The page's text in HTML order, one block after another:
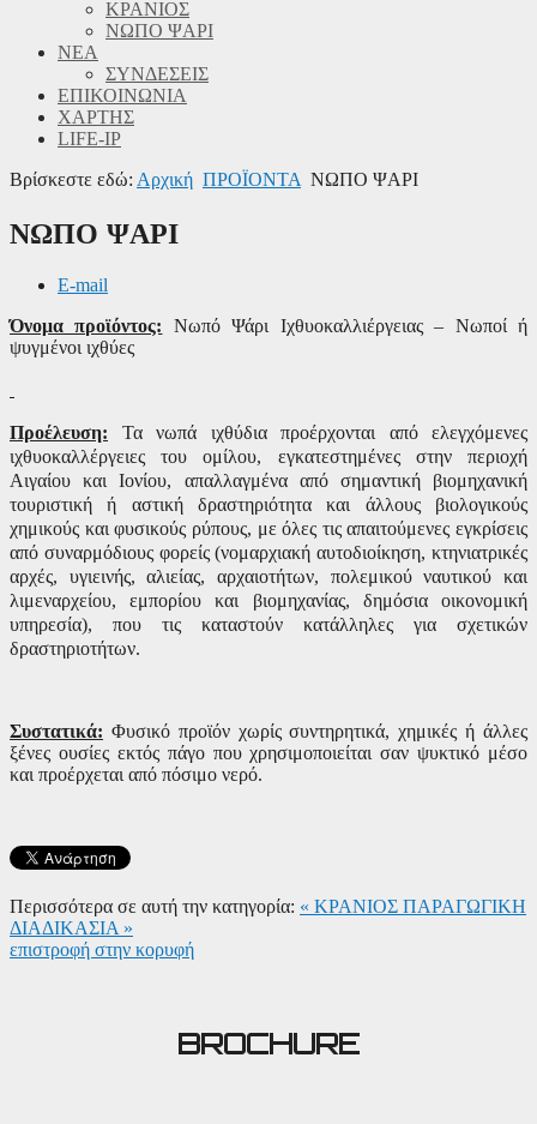
ΚΡΑΝΙΟΣ
ΝΩΠΟ ΨΑΡΙ
ΝΕΑ
ΣΥΝΔΕΣΕΙΣ
ΕΠΙΚΟΙΝΩΝΙΑ
ΧΑΡΤΗΣ
LIFE-IP
Βρίσκεστε εδώ: Αρχική ΠΡΟΪΟΝΤΑ ΝΩΠΟ ΨΑΡΙ
ΝΩΠΟ ΨΑΡΙ
E-mail
Όνομα προϊόντος: Νωπό Ψάρι Ιχθυοκαλλιέργειας – Νωποί ή
ψυγμένοι ιχθύες
Προέλευση: Τα νωπά ιχθύδια προέρχονται από ελεγχόμενες
ιχθυοκαλλέργειες του ομίλου, εγκατεστημένες στην περιοχή
Αιγαίου και Ιονίου, απαλλαγμένα από σημαντική βιομηχανική
τουριστική ή αστική δραστηριότητα και άλλους βιολογικούς
χημικούς και φυσικούς ρύπους, με όλες τις απαιτούμενες εγκρίσεις
από συναρμόδιους φορείς (νομαρχιακή αυτοδιοίκηση, κτηνιατρικές
αρχές, υγιεινής, αλιείας, αρχαιοτήτων, πολεμικού ναυτικού και
λιμεναρχείου, εμπορίου και βιομηχανίας, δημόσια οικονομική
υπηρεσία), που τις καταστούν κατάλληλες για σχετικών
δραστηριοτήτων.
Συστατικά: Φυσικό προϊόν χωρίς συντηρητικά, χημικές ή άλλες
ξένες ουσίες εκτός πάγο που χρησιμοποιείται σαν ψυκτικό μέσο
και προέρχεται από πόσιμο νερό.
Περισσότερα σε αυτή την κατηγορία: « ΚΡΑΝΙΟΣ ΠΑΡΑΓΩΓΙΚΗ
ΔΙΑΔΙΚΑΣΙΑ »
επιστροφή στην κορυφή
BROCHURE